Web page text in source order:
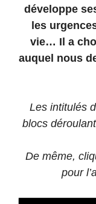
développe
les
vie… Il a
auquel nous
Les intitulés
blocs
De même,
pour